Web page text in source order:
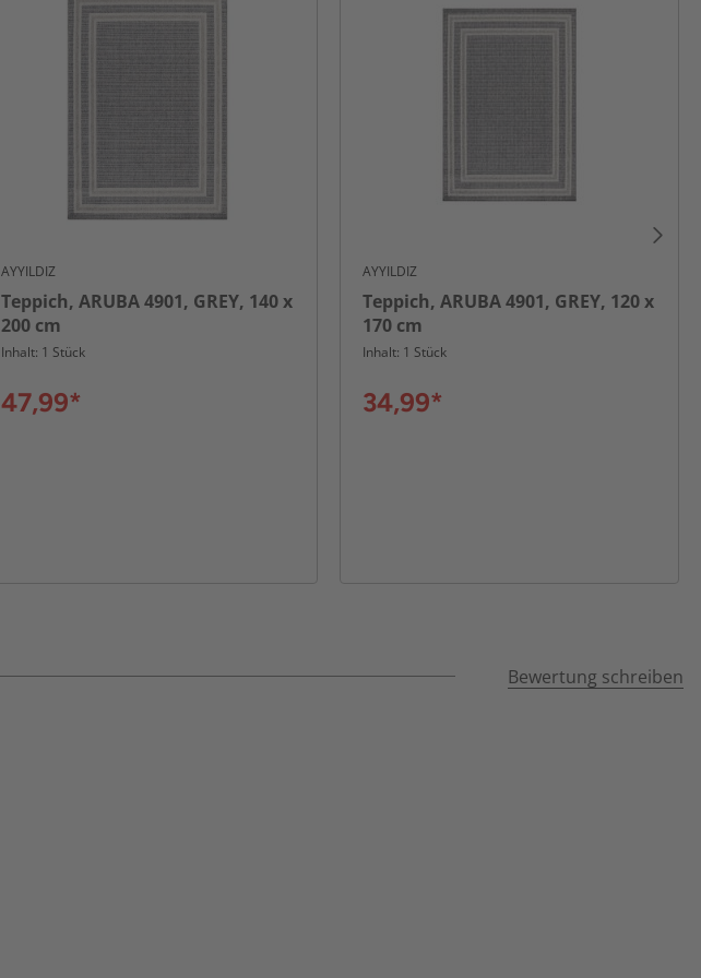
AYYILDIZ
Teppich, ARUBA 4901, GREY, 140 x
200 cm
Inhalt: 1 Stück
47,99*
AYYILDIZ
Teppich, ARUBA 4901, GREY, 120 x
170 cm
Inhalt: 1 Stück
34,99*
Bewertung schreiben